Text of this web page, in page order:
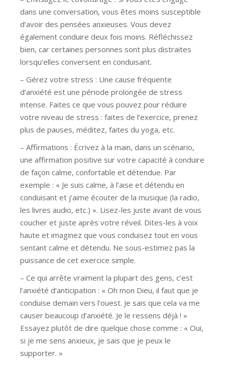
dans une conversation, vous êtes moins susceptible
d’avoir des pensées anxieuses. Vous devez
également conduire deux fois moins. Réfléchissez
bien, car certaines personnes sont plus distraites
lorsqu’elles conversent en conduisant.
– Gérez votre stress : Une cause fréquente
d’anxiété est une période prolongée de stress
intense. Faites ce que vous pouvez pour réduire
votre niveau de stress : faites de l’exercice, prenez
plus de pauses, méditez, faites du yoga, etc.
– Affirmations : Écrivez à la main, dans un scénario,
une affirmation positive sur votre capacité à conduire
de façon calme, confortable et détendue. Par
exemple : « Je suis calme, à l’aise et détendu en
conduisant et j’aime écouter de la musique (la radio,
les livres audio, etc.) ». Lisez-les juste avant de vous
coucher et juste après votre réveil. Dites-les à voix
haute et imaginez que vous conduisez tout en vous
sentant calme et détendu. Ne sous-estimez pas la
puissance de cet exercice simple.
– Ce qui arrête vraiment la plupart des gens, c’est
l’anxiété d’anticipation : « Oh mon Dieu, il faut que je
conduise demain vers l’ouest. Je sais que cela va me
causer beaucoup d’anxiété. Je le ressens déjà ! »
Essayez plutôt de dire quelque chose comme : « Oui,
si je me sens anxieux, je sais que je peux le
supporter. »